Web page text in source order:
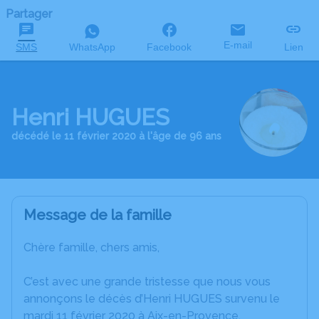
Partager
SMS WhatsApp Facebook E-mail Lien
Henri HUGUES
décédé le 11 février 2020 à l'âge de 96 ans
Message de la famille
Chère famille, chers amis,
C’est avec une grande tristesse que nous vous
annonçons le décès d’Henri HUGUES survenu le
mardi 11 février 2020 à Aix-en-Provence.